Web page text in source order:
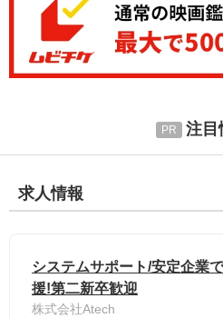
注目
求人情報
システムサポート/安定企業
援!第二新卒歓迎
株式会社Atech